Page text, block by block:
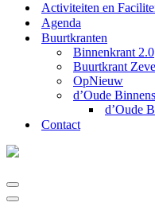
Activiteiten en
Agenda
Buurtkranten
Binnenkrant 2.0
Buurtkrant
OpNieuw
d’Oude
d’Oude
Contact
Navigatie
Menu
Navigatie